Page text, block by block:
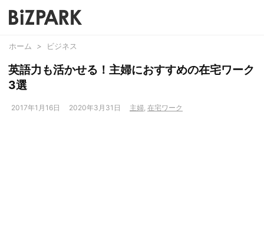
ホーム > ビジネス
英語力も活かせる！主婦におすすめの在宅ワーク
3選
2017年1月16日 2020年3月31日 主婦, 在宅ワーク